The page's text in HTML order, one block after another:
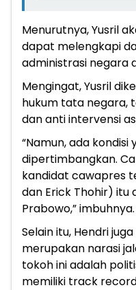
Menurutnya, Yusril
dapat melengkapi
administrasi negara
Mengingat, Yusril
hukum tata negara,
dan anti intervensi
“Namun, ada kondisi
dipertimbangkan.
kandidat cawapres
dan Erick Thohir) itu
Prabowo,” imbuhnya.
Selain itu, Hendri
merupakan narasi
tokoh ini adalah
memiliki track